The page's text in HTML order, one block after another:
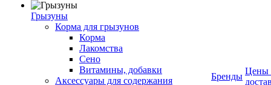
Грызуны
Корма для грызунов
Корма
Лакомства
Сено
Витамины, добавки
Аксессуары для содержания
Бренды
Цены